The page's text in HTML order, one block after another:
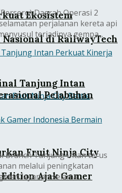
Ekosistem
di RailwayTech
Fruit Ninja City
Ajak Gamer
Daerah Operasi 2
perjalanan kereta api
terjadinya gempa...
Tanjung Intan
Pelabuhan
Branch Tanjung Intan terus
melalui peningkatan
layanan selama